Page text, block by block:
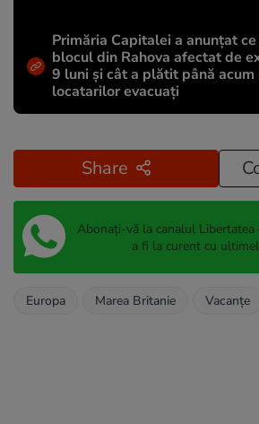
Primăria Capitalei a anunțat
blocul din Rahova afectat de
9 luni și cât a plătit până
locatarilor evacuați
Share
Abonați-vă la canalul
a fi la curent cu
Europa Marea Britanie Vacanțe